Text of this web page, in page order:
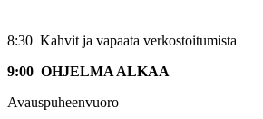
8:30 Kahvit ja vapaata verkostoitumista
9:00 OHJELMA ALKAA
Avauspuheenvuoro